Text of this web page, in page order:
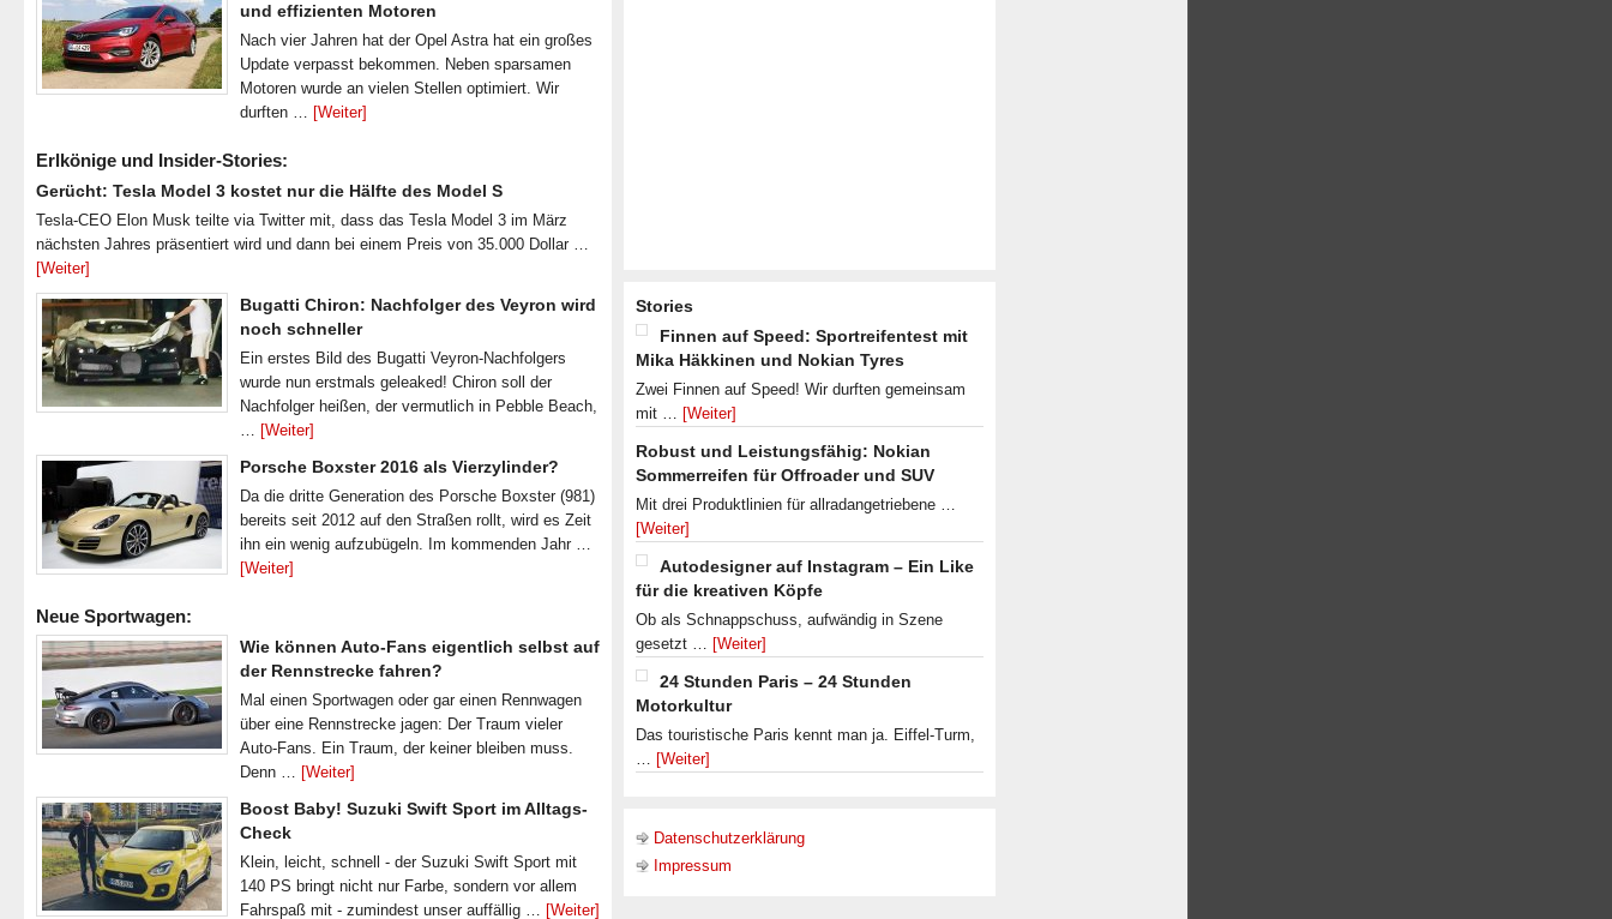
und effizienten Motoren
Nach vier Jahren hat der Opel Astra hat ein großes
Update verpasst bekommen. Neben sparsamen
Motoren wurde an vielen Stellen optimiert. Wir
durften … [Weiter]
Erlkönige und Insider-Stories:
Gerücht: Tesla Model 3 kostet nur die Hälfte des Model S
Tesla-CEO Elon Musk teilte via Twitter mit, dass das Tesla Model 3 im März
nächsten Jahres präsentiert wird und dann bei einem Preis von 35.000 Dollar …
[Weiter]
Bugatti Chiron: Nachfolger des Veyron wird
noch schneller
Ein erstes Bild des Bugatti Veyron-Nachfolgers
wurde nun erstmals geleaked! Chiron soll der
Nachfolger heißen, der vermutlich in Pebble Beach,
… [Weiter]
Porsche Boxster 2016 als Vierzylinder?
Da die dritte Generation des Porsche Boxster (981)
bereits seit 2012 auf den Straßen rollt, wird es Zeit
ihn ein wenig aufzubügeln. Im kommenden Jahr …
[Weiter]
Neue Sportwagen:
Wie können Auto-Fans eigentlich selbst auf
der Rennstrecke fahren?
Mal einen Sportwagen oder gar einen Rennwagen
über eine Rennstrecke jagen: Der Traum vieler
Auto-Fans. Ein Traum, der keiner bleiben muss.
Denn … [Weiter]
Boost Baby! Suzuki Swift Sport im Alltags-
Check
Klein, leicht, schnell - der Suzuki Swift Sport mit
140 PS bringt nicht nur Farbe, sondern vor allem
Fahrspaß mit - zumindest unser auffällig … [Weiter]
Stories
Finnen auf Speed: Sportreifentest mit
Mika Häkkinen und Nokian Tyres
Zwei Finnen auf Speed! Wir durften gemeinsam
mit … [Weiter]
Robust und Leistungsfähig: Nokian
Sommerreifen für Offroader und SUV
Mit drei Produktlinien für allradangetriebene …
[Weiter]
Autodesigner auf Instagram – Ein Like
für die kreativen Köpfe
Ob als Schnappschuss, aufwändig in Szene
gesetzt … [Weiter]
24 Stunden Paris – 24 Stunden
Motorkultur
Das touristische Paris kennt man ja. Eiffel-Turm,
… [Weiter]
Datenschutzerklärung
Impressum